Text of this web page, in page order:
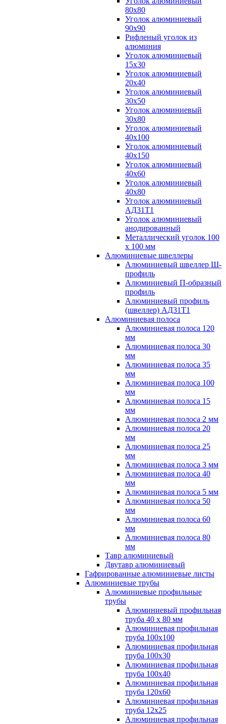
80х80
Уголок алюминиевый
90х90
Рифленый уголок из
алюминия
Уголок алюминиевый
15х30
Уголок алюминиевый
20х40
Уголок алюминиевый
30х50
Уголок алюминиевый
30х80
Уголок алюминиевый
40х100
Уголок алюминиевый
40х150
Уголок алюминиевый
40х60
Уголок алюминиевый
40х80
Уголок алюминиевый
АД31Т1
Уголок алюминиевый
анодированный
Металлический уголок 100
х 100 мм
Алюминиевые швеллеры
Алюминиевый швеллер Ш-
профиль
Алюминиевый П-образный
профиль
Алюминиевый профиль
(швеллер) АД31Т1
Алюминиевая полоса
Алюминиевая полоса 120
мм
Алюминиевая полоса 30
мм
Алюминиевая полоса 35
мм
Алюминиевая полоса 100
мм
Алюминиевая полоса 15
мм
Алюминиевая полоса 2 мм
Алюминиевая полоса 20
мм
Алюминиевая полоса 25
мм
Алюминиевая полоса 3 мм
Алюминиевая полоса 40
мм
Алюминиевая полоса 5 мм
Алюминиевая полоса 50
мм
Алюминиевая полоса 60
мм
Алюминиевая полоса 80
мм
Тавр алюминиевый
Двутавр алюминиевый
Гафрированные алюминиевые листы
Алюминиевые трубы
Алюминиевые профильные
трубы
Алюминиевый профильная
труба 40 х 80 мм
Алюминиевая профильная
труба 100х100
Алюминиевая профильная
труба 100х30
Алюминиевая профильная
труба 100х40
Алюминиевая профильная
труба 120х60
Алюминиевая профильная
труба 12x25
Алюминиевая профильная